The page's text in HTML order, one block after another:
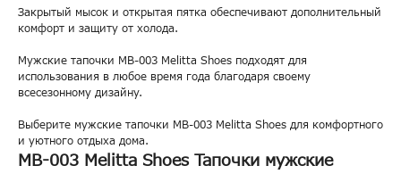
Закрытый мысок и открытая пятка обеспечивают дополнительный
комфорт и защиту от холода.
Мужские тапочки МВ-003 Melitta Shoes подходят для
использования в любое время года благодаря своему
всесезонному дизайну.
Выберите мужские тапочки МВ-003 Melitta Shoes для комфортного
и уютного отдыха дома.
МВ-003 Melitta Shoes Тапочки мужские